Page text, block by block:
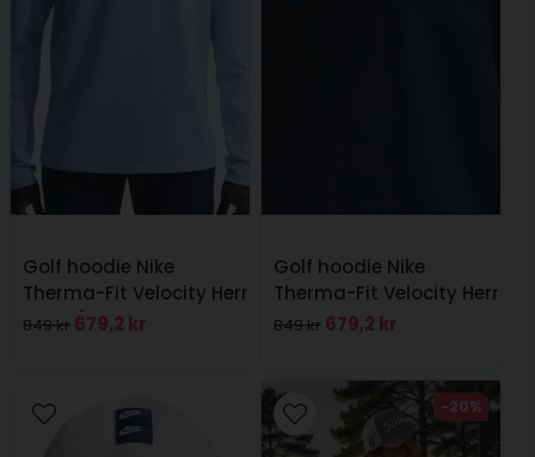
Golf hoodie Nike
Therma-Fit Velocity Herr
Ljusblå
849 kr 679,2 kr
Golf hoodie Nike
Therma-Fit Velocity Herr
Navy
849 kr 679,2 kr
-20%